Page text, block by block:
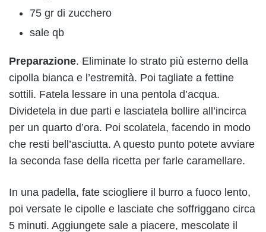
75 gr di zucchero
sale qb
Preparazione. Eliminate lo strato più esterno della
cipolla bianca e l’estremità. Poi tagliate a fettine
sottili. Fatela lessare in una pentola d’acqua.
Dividetela in due parti e lasciatela bollire all’incirca
per un quarto d’ora. Poi scolatela, facendo in modo
che resti bell’asciutta. A questo punto potete avviare
la seconda fase della ricetta per farle caramellare.
In una padella, fate sciogliere il burro a fuoco lento,
poi versate le cipolle e lasciate che soffriggano circa
5 minuti. Aggiungete sale a piacere, mescolate il